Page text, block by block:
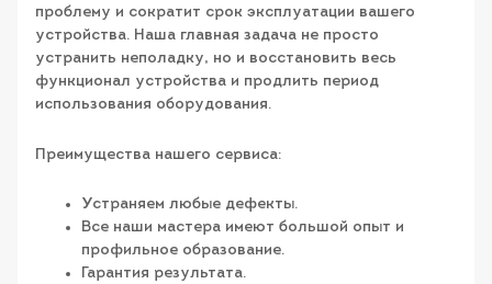
проблему и сократит срок эксплуатации вашего
устройства. Наша главная задача не просто
устранить неполадку, но и восстановить весь
функционал устройства и продлить период
использования оборудования.
Преимущества нашего сервиса:
Устраняем любые дефекты.
Все наши мастера имеют большой опыт и
профильное образование.
Гарантия результата.